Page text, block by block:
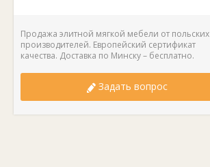
Продажа элитной мягкой мебели от польских
производителей. Европейский сертификат
качества. Доставка по Минску – бесплатно.
Задать вопрос